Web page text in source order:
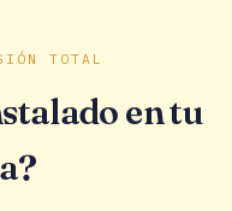
TOTAL
en tu